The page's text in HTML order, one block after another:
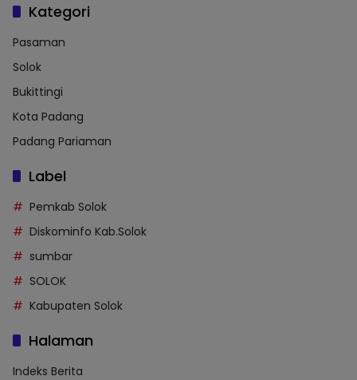
Kategori
Pasaman
Solok
Bukittingi
Kota Padang
Padang Pariaman
Label
Pemkab Solok
Diskominfo Kab.Solok
sumbar
SOLOK
Kabupaten Solok
Halaman
Indeks Berita